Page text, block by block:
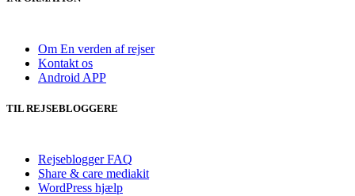
Om En verden af rejser
Kontakt os
Android APP
TIL REJSEBLOGGERE
Rejseblogger FAQ
Share & care mediakit
WordPress hjælp